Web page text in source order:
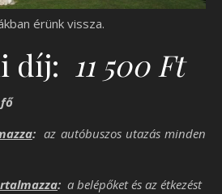
érünk vissza.
díj: 11 500 Ft
:az autóbuszos utazás minden
: a belépőket és az étkezést